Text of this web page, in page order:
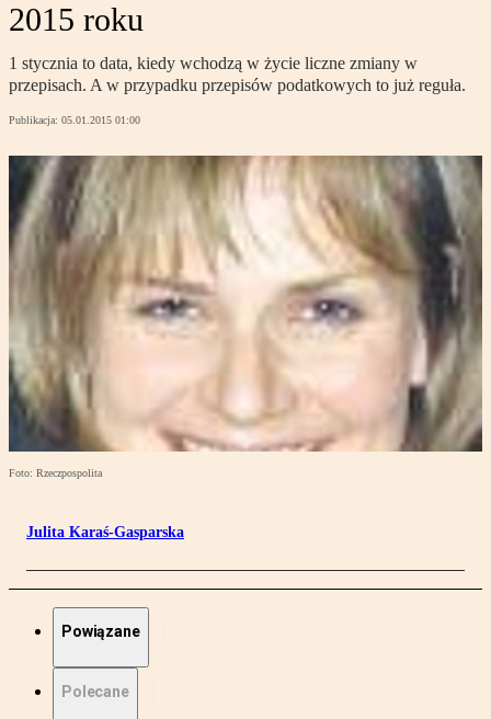
2015 roku
1 stycznia to data, kiedy wchodzą w życie liczne zmiany w
przepisach. A w przypadku przepisów podatkowych to już reguła.
Publikacja: 05.01.2015 01:00
Foto: Rzeczpospolita
Julita Karaś-Gasparska
Powiązane
Polecane